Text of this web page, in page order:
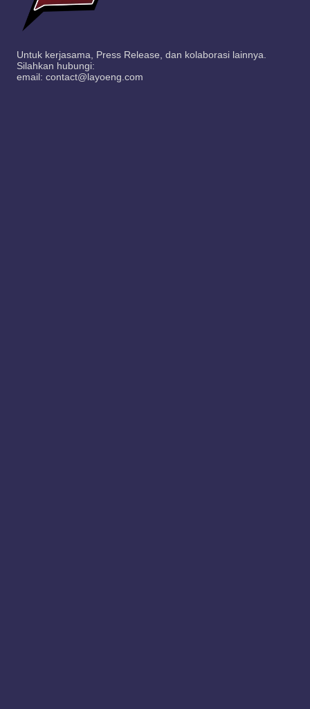
Untuk kerjasama, Press Release, dan kolaborasi lainnya.
Silahkan hubungi:
email: contact@layoeng.com